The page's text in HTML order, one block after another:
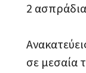
2
σε μεσαία